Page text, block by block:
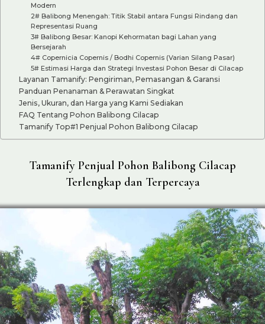
Modern
2# Balibong Menengah: Titik Stabil antara Fungsi Rindang dan
Representasi Ruang
3# Balibong Besar: Kanopi Kehormatan bagi Lahan yang
Bersejarah
4# Copernicia Copernis / Bodhi Copernis (Varian Silang Pasar)
5# Estimasi Harga dan Strategi Investasi Pohon Besar di Cilacap
Layanan Tamanify: Pengiriman, Pemasangan & Garansi
Panduan Penanaman & Perawatan Singkat
Jenis, Ukuran, dan Harga yang Kami Sediakan
FAQ Tentang Pohon Balibong Cilacap
Tamanify Top#1 Penjual Pohon Balibong Cilacap
Tamanify Penjual Pohon Balibong Cilacap
Terlengkap dan Terpercaya